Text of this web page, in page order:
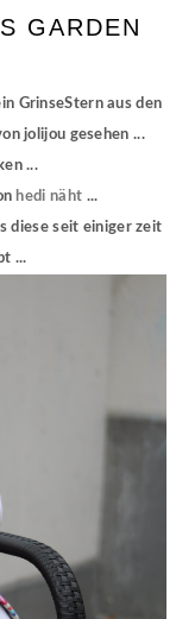
GARDEN
GrinseStern aus den
jolijou gesehen ...
...
hedi näht ...
diese seit einiger zeit
...